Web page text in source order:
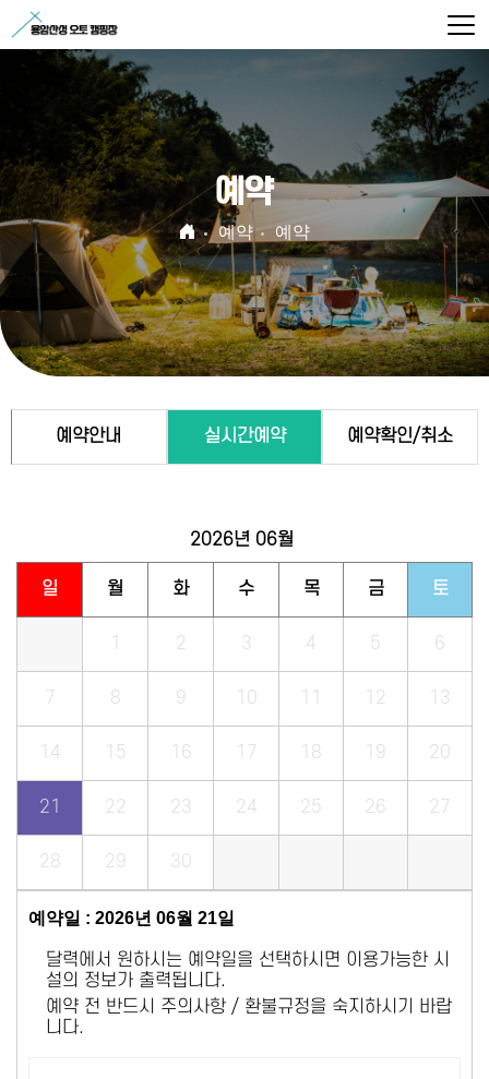
예약
예약 예약
예약안내 실시간예약 예약확인/취소
2026년 06월
일 월 화 수 목 금 토
1 2 3 4 5 6
7 8 9 10 11 12 13
14 15 16 17 18 19 20
21 22 23 24 25 26 27
28 29 30
예약일 : 2026년 06월 21일
달력에서 원하시는 예약일을 선택하시면 이용가능한 시
설의 정보가 출력됩니다.
예약 전 반드시 주의사항 / 환불규정을 숙지하시기 바랍
니다.